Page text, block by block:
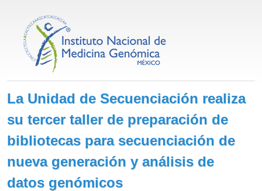
La Unidad de Secuenciación realiza
su tercer taller de preparación de
bibliotecas para secuenciación de
nueva generación y análisis de
datos genómicos